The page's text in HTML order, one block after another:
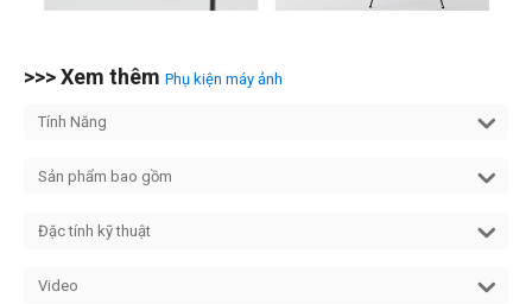
>>> Xem thêm Phụ kiện máy ảnh
Tính Năng
Sản phẩm bao gồm
Đặc tính kỹ thuật
Video